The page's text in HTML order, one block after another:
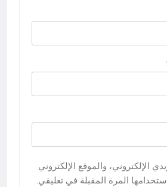
الإلكتروني، والموقع الإلكتروني
المرة المقبلة في تعليقي.